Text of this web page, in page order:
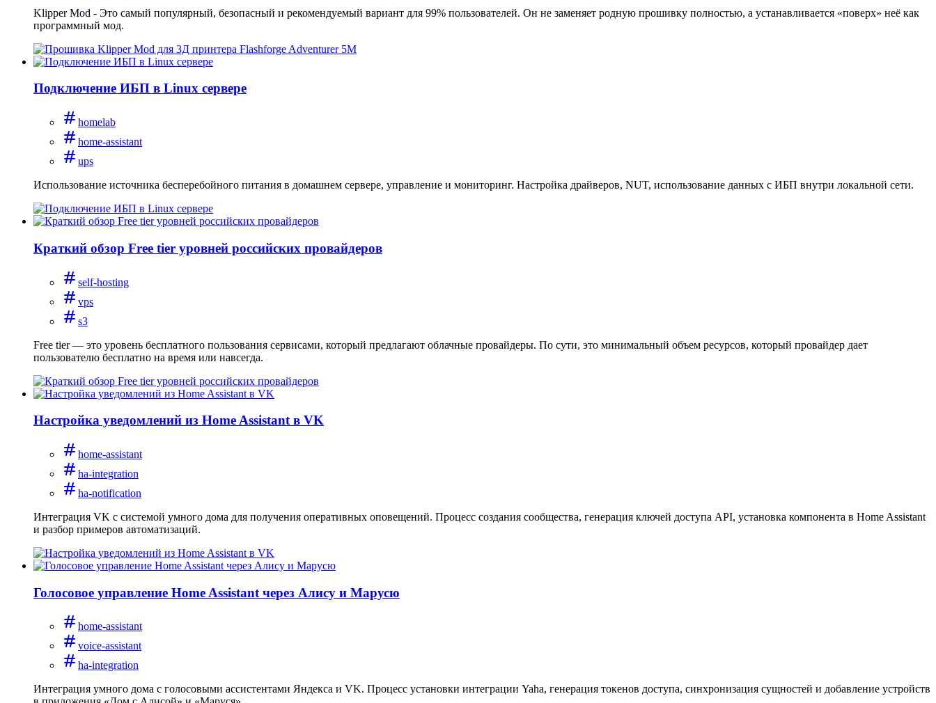
Klipper Mod - Это самый популярный, безопасный и рекомендуемый вариант для 99% пользователей. Он не заменяет родную прошивку полностью, а устанавливается «поверх» неё как
программный мод.
Подключение ИБП в Linux сервере
homelab
home-assistant
ups
Использование источника бесперебойного питания в домашнем сервере, управление и мониторинг. Настройка драйверов, NUT, использование данных с ИБП внутри локальной сети.
Краткий обзор Free tier уровней российских провайдеров
self-hosting
vps
s3
Free tier — это уровень бесплатного пользования сервисами, который предлагают облачные провайдеры. По сути, это минимальный объем ресурсов, который провайдер дает
пользователю бесплатно на время или навсегда.
Настройка уведомлений из Home Assistant в VK
home-assistant
ha-integration
ha-notification
Интеграция VK с системой умного дома для получения оперативных оповещений. Процесс создания сообщества, генерация ключей доступа API, установка компонента в Home Assistant
и разбор примеров автоматизаций.
Голосовое управление Home Assistant через Алису и Марусю
home-assistant
voice-assistant
ha-integration
Интеграция умного дома с голосовыми ассистентами Яндекса и VK. Процесс установки интеграции Yaha, генерация токенов доступа, синхронизация сущностей и добавление устройств